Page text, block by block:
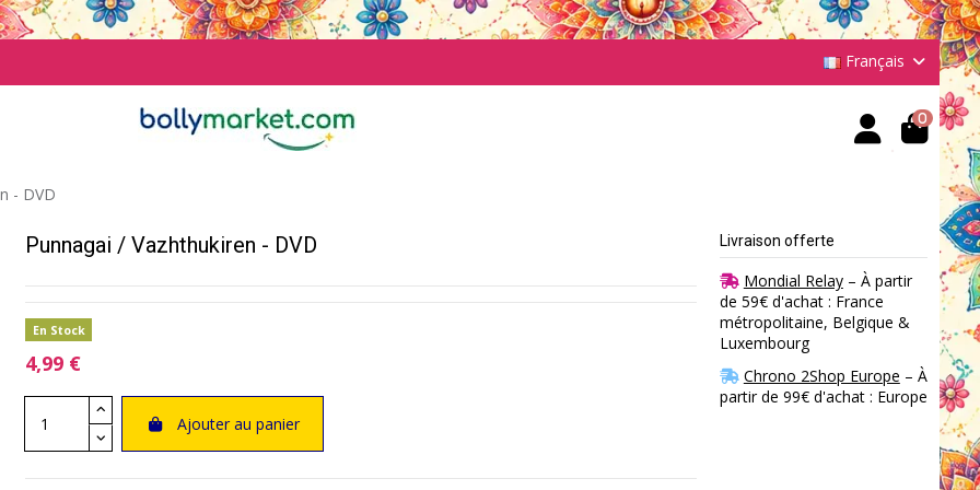
Français
0
- DVD
Punnagai / Vazhthukiren - DVD
En Stock
4,99 €
Ajouter au panier
Livraison offerte
Mondial Relay– À partir
de 59€ d'achat : France
métropolitaine, Belgique &
Luxembourg
Chrono 2Shop Europe – À
partir de 99€ d'achat : Europe